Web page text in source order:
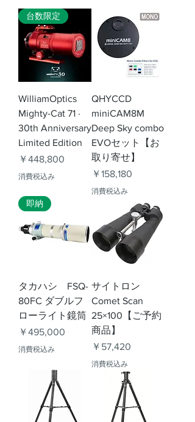
台数限定
WilliamOptics
Mighty-Cat 71 ·
30th Anniversary
Limited Edition
価格
￥448,800
消費税込み
QHYCCD
miniCAM8M
Deep Sky combo
EVOセット【お
取り寄せ】
価格
￥158,180
消費税込み
即納
タカハシ FSQ-
80FC ダブルフ
ローライト鏡筒
価格
￥495,000
消費税込み
サイトロン
Comet Scan
25×100【ご予約
商品】
価格
￥57,420
消費税込み